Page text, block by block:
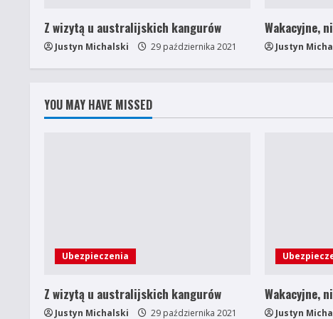
a
d
n
Z wizytą u australijskich kangurów
Justyn Michalski 29 października 2021
Wakacyjne,
Justyn
YOU MAY HAVE MISSED
Ubezpieczenia
Z wizytą u australijskich kangurów
Justyn Michalski 29 października 2021
Wakacyjne,
Justyn